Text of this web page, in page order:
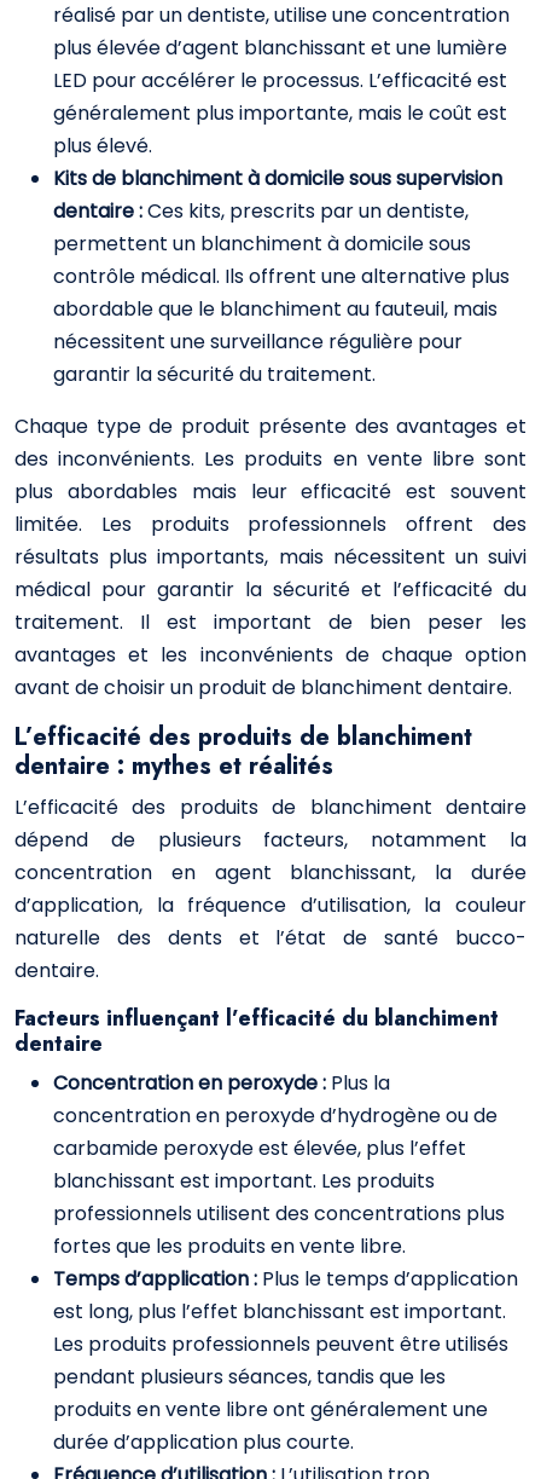
réalisé par un dentiste, utilise une concentration
plus élevée d’agent blanchissant et une lumière
LED pour accélérer le processus. L’efficacité est
généralement plus importante, mais le coût est
plus élevé.
Kits de blanchiment à domicile sous supervision
dentaire :Ces kits, prescrits par un dentiste,
permettent un blanchiment à domicile sous
contrôle médical. Ils offrent une alternative plus
abordable que le blanchiment au fauteuil, mais
nécessitent une surveillance régulière pour
garantir la sécurité du traitement.
Chaque type de produit présente des avantages et
des inconvénients. Les produits en vente libre sont
plus abordables mais leur efficacité est souvent
limitée. Les produits professionnels offrent des
résultats plus importants, mais nécessitent un suivi
médical pour garantir la sécurité et l’efficacité du
traitement. Il est important de bien peser les
avantages et les inconvénients de chaque option
avant de choisir un produit de blanchiment dentaire.
L’efficacité des produits de blanchiment
dentaire : mythes et réalités
L’efficacité des produits de blanchiment dentaire
dépend de plusieurs facteurs, notamment la
concentration en agent blanchissant, la durée
d’application, la fréquence d’utilisation, la couleur
naturelle des dents et l’état de santé bucco-
dentaire.
Facteurs influençant l’efficacité du blanchiment
dentaire
Concentration en peroxyde : Plus la
concentration en peroxyde d’hydrogène ou de
carbamide peroxyde est élevée, plus l’effet
blanchissant est important. Les produits
professionnels utilisent des concentrations plus
fortes que les produits en vente libre.
Temps d’application : Plus le temps d’application
est long, plus l’effet blanchissant est important.
Les produits professionnels peuvent être utilisés
pendant plusieurs séances, tandis que les
produits en vente libre ont généralement une
durée d’application plus courte.